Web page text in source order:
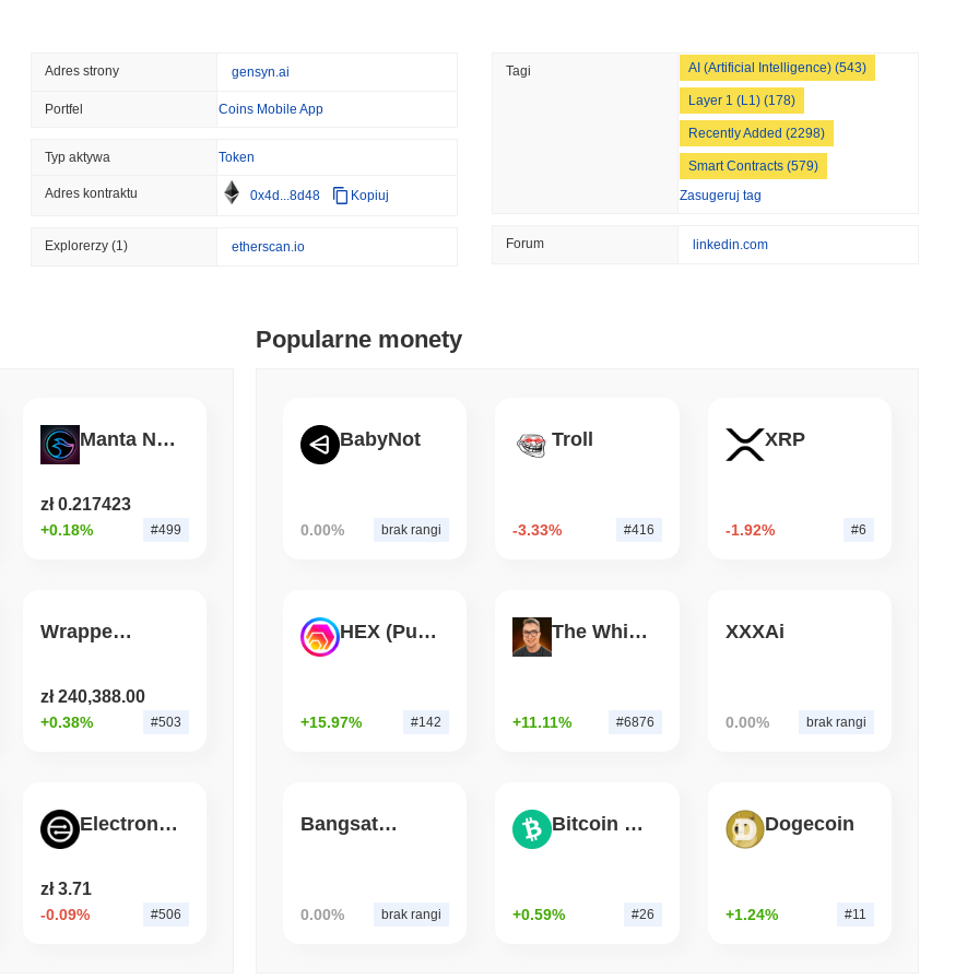
'Ekstremalnie złe': Zespół Bitcoin Red zgłasza 85 krytycznych błędów
w ciągu około jednego dnia
STABLECOINS VISA
moc wydawania z kartą Visa
Rosja legalizuje handel kryptowalutami, ale ogranicza zakupy
August 06 2026
AI AGENTS
Boltz zamknął własny most Bitcoin po tym, jak atakujący AI
przewyższyli jego zespół
Adres strony gensyn.ai
Portfel Coins Mobile App
Typ aktywa Token
Adres kontraktu 0x4d...8d48 Kopiuj
Explorerzy(1) etherscan.io
Tagi AI (Artificial Intelligence) (543)
Layer 1 (L1) (178)
Recently Added (2298)
Smart Contracts (579)
Zasugeruj tag
Forum linkedin.com
Manta Network
zł 0.217423
+0.18% #499
Wrapped BTC (Avalanche)
zł 240,388.00
+0.38% #503
Electronic USD
zł 3.71
-0.09% #506
Popularne monety
BabyNot
0.00% brak rangi
Troll
-3.33% #416
XRP
-1.92% #6
HEX (Pulsechain)
+15.97% #142
The White Bull
+11.11% #6876
XXXAi
0.00% brak rangi
Bangsat 666
0.00% brak rangi
Bitcoin Cash
+0.59% #26
Dogecoin
+1.24% #11